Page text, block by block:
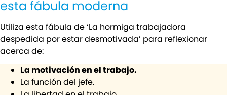
esta fábula moderna
Utiliza esta fábula de ‘La hormiga trabajadora
despedida por estar desmotivada’ para reflexionar
acerca de:
La motivación en el trabajo.
La función del jefe.